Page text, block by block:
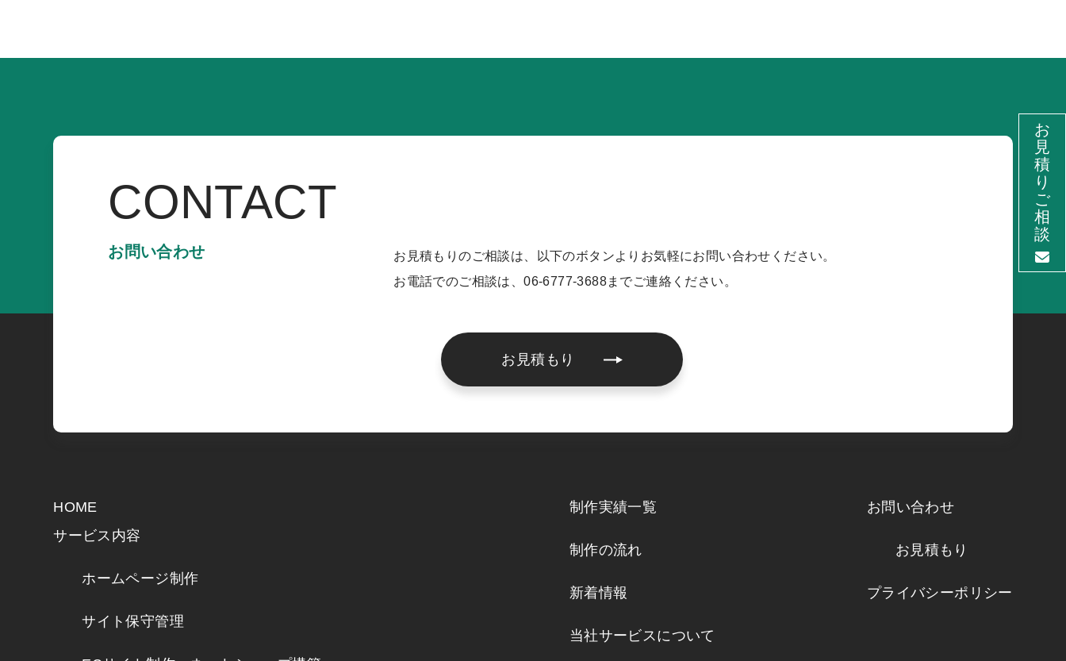
CONTACT
お問い合わせ
お見積もりのご相談は、以下のボタンよりお気軽にお問い合わせください。
お電話でのご相談は、06-6777-3688までご連絡ください。
お見積もり
お
見
積
り
ご
相
談
HOME
サービス内容
ホームページ制作
サイト保守管理
制作実績一覧
制作の流れ
新着情報
当社サービスについて
お問い合わせ
お見積もり
プライバシーポリシー